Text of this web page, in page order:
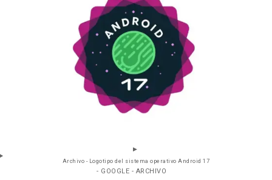
Archivo - Logotipo del sistema operativo Android 17
- GOOGLE - ARCHIVO